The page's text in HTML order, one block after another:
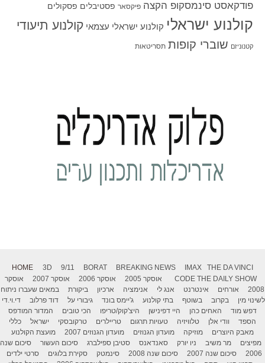
פודקאסט סינמסקופ הקצה פיקסאר פסטיבלים פסקולים
קולנוע ישראלי קולנוע ישראלי עצמאי קולנוע תיעודי
קטנוניזם שוברי קופות תסריטאות
HOME 3D 9/11 BORAT BREAKING NEWS IMAX
THE DA VINCI
CODE THE DAILY SHOW אוסקר 2005 אוסקר 2006 אוסקר 2007
אוסקר
2008
אורחים אינטרנט אנג לי אנימציה ארכיון ביקורת
במאים שעברו ניתוח
לשינוי מין
בקרוב בשוטף בתי קולנוע ג'יימס בונד גיבורי על דוד פרלוב
די.וי.די
דפש מוד
האחים כהן היי דפינישן היצ'קוק/טריפו הכי טובים
המדור המודפס
הספד
וודי אלן טלוויזיה טעויות תרגום טריילרים טרקובסקי ישראל
כללי
מאבק היוצרים
מוזיקה מועדון הגנוזים מועדון הגנוזים 2007
מועצת הקולנוע
מפיצים
מר משיב ניו יורק סאנדאנס סטיבן ספילברג סיכום העשור
סיכום שנה
2006
סיכום שנה 2007 סיכום שנה 2008 סינמטק סקירת בלוגים
סרטי ילדים